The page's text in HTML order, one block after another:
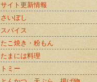
サイト更新情報
さいぼし
スパイス
たこ焼き・粉もん
たまには料理
トミー